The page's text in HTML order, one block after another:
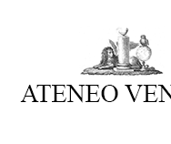
Ateneo